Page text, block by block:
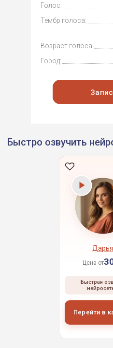
Голос:
Тембр голоса:
Возраст голоса:
Город:
Быстро озвучить
Дарья
Цена от
Быстрая
Перейти в